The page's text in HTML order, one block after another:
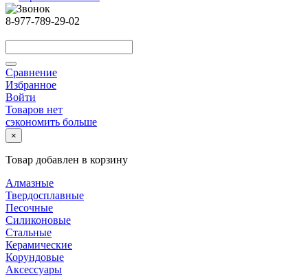
8-977-789-29-02
Сравнение
Избранное
Войти
Товаров нет
сэкономить больше
×
Товар добавлен в корзину
Алмазные
Твердосплавные
Песочные
Силиконовые
Стальные
Керамические
Корундовые
Аксессуары